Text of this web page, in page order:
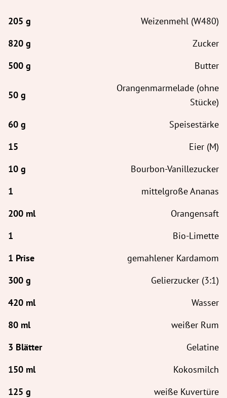
Weizenmehl (W480)
Zucker
Butter
Orangenmarmelade (ohne
Stücke)
Speisestärke
Eier (M)
Bourbon-Vanillezucker
mittelgroße Ananas
Orangensaft
Bio-Limette
gemahlener Kardamom
Gelierzucker (3:1)
Wasser
weißer Rum
Gelatine
Kokosmilch
weiße Kuvertüre